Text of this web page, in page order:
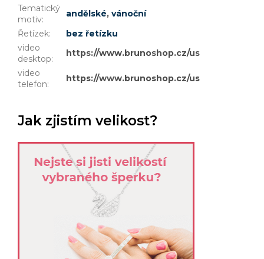
Tematický
motiv:
andělské, vánoční
Řetízek:
bez řetízku
video
desktop:
https://www.brunoshop.cz/user/
video
telefon:
https://www.brunoshop.cz/user/
Jak zjistím velikost?